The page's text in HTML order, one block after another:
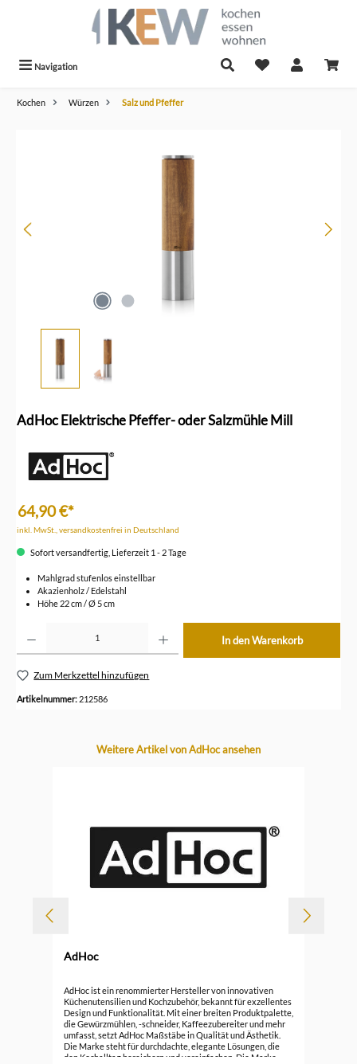
Navigation
Kochen Würzen Salz und Pfeffer
AdHoc Elektrische Pfeffer- oder Salzmühle Mill
64,90 €*
inkl. MwSt., versandkostenfrei in Deutschland
Sofort versandfertig, Lieferzeit 1 - 2 Tage
Mahlgrad stufenlos einstellbar
Akazienholz / Edelstahl
Höhe 22 cm / Ø 5 cm
In den Warenkorb
Zum Merkzettel hinzufügen
Artikelnummer: 212586
Produktgalerie überspringen
Weitere Artikel von AdHoc ansehen
AdHoc
AdHoc ist ein renommierter Hersteller von innovativen
Küchenutensilien und Kochzubehör, bekannt für exzellentes
Design und Funktionalität. Mit einer breiten Produktpalette,
die Gewürzmühlen, -schneider, Kaffeezubereiter und mehr
umfasst, setzt AdHoc Maßstäbe in Qualität und Ästhetik.
Die Marke steht für durchdachte, elegante Lösungen, die
den Kochalltag bereichern und vereinfachen. Die Marke